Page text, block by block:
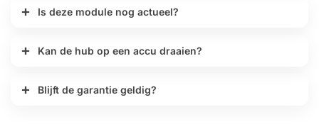
Is deze module nog actueel?
Kan de hub op een accu draaien?
Blijft de garantie geldig?